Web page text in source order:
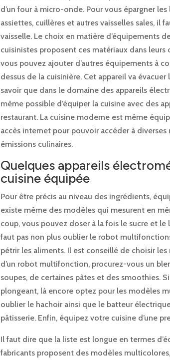
d’un four à micro-onde. Pour vous épargner
assiettes, cuillères et autres vaisselles sales, il
vaisselle. Le choix en matière d’équipements
cuisinistes proposent ces matériaux dans
vous pouvez ajouter d’autres équipements à
dessus de la cuisinière. Cet appareil va
savoir que dans le domaine des appareils
même possible d’équiper la cuisine avec des
restaurant. La cuisine moderne est même
accès internet pour pouvoir accéder à
émissions culinaires.
Quelques appareils
cuisine équipée
Pour être précis au niveau des ingrédients,
existe même des modèles qui mesurent en
coup, vous pouvez doser à la fois le sucre et le
faut pas non plus oublier le robot
pétrir les aliments. Il est conseillé de choisir
d’un robot multifonction, procurez-vous un
soupes, de certaines pâtes et des smoothies.
plongeant, là encore optez pour les modèles
oublier le hachoir ainsi que le batteur
pâtisserie. Enfin, équipez votre cuisine d’une
Il faut dire que la liste est longue en termes
fabricants proposent des modèles